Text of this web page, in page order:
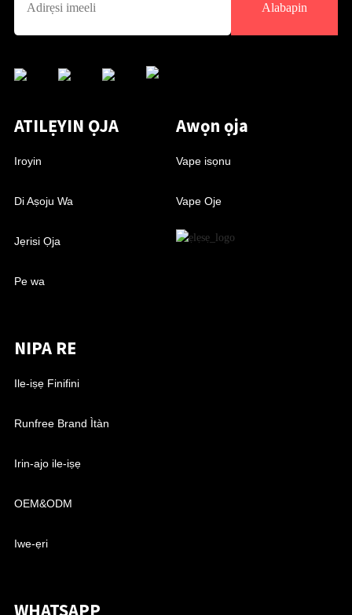
Alabapin
ATILẸYIN ỌJA
Iroyin
Di Aṣoju Wa
Jẹrisi Ọja
Pe wa
Awọn ọja
Vape isọnu
Vape Oje
NIPA RE
Ile-iṣẹ Finifini
Runfree Brand Ìtàn
Irin-ajo ile-iṣẹ
OEM&ODM
Iwe-ẹri
WHATSAPP